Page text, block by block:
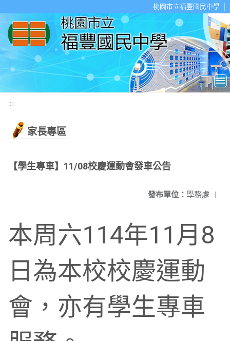
桃園市立福豐國民中學
:::
家長專區
【學生專車】11/08校慶運動會發車公告
發布單位： 學務處 |
本周六114年11月8
日為本校校慶運動
會，亦有學生專車